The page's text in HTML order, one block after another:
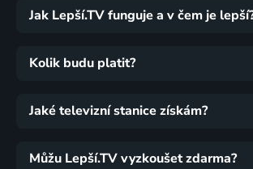
Jak Lepší.TV funguje a v čem je
Kolik budu platit?
Jaké televizní stanice získám?
Můžu Lepší.TV vyzkoušet zdarma?